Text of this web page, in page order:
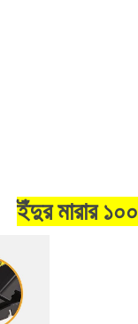
ইঁদুর মারার ১০০